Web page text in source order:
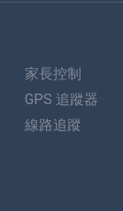
家長控制
GPS 追蹤器
線路追蹤